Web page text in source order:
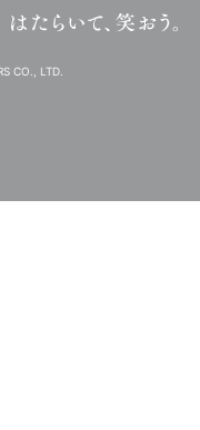
CO., LTD.